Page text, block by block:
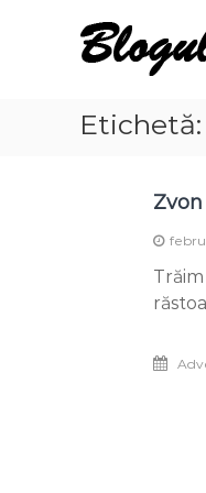
Blogul
Dianei
Blognotes
opinie,
finețuri
Etichetă: